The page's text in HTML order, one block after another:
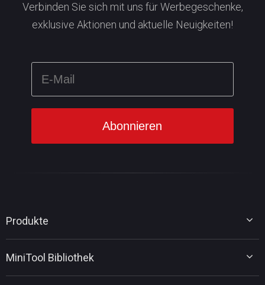
Verbinden Sie sich mit uns für Werbegeschenke,
exklusive Aktionen und aktuelle Neuigkeiten!
Produkte
MiniTool Power Data Recovery
MiniTool ShadowMaker
MiniTool Bibliothek